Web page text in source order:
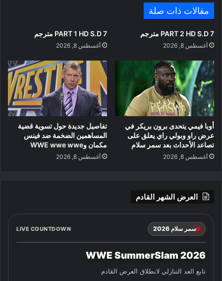
مقالات ذات صلة
PART 2 HD S.D 7 مترجم
أغسطس 8, 2026
PART 1 HD S.D 7 مترجم
أغسطس 8, 2026
أوبا فيمي يتحدى برون بريكر في
عرض راو وبولي راي يعلق على
تصاعد الأحداث بعد سمر سلام
أغسطس 8, 2026
تفاصيل جديدة حول تسوية قضية
المساهمين الضخمة ضد فينس
مكمان وWWE wwe wwe
أغسطس 8, 2026
العرض الشهر القادم
سمر سلام 2026 LIVE COUNTDOWN
WWE SummerSlam 2026
تابع العد التنازلي لانطلاق العرض القادم